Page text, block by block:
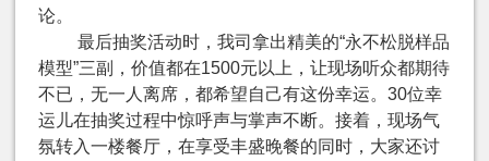
论。
最后抽奖活动时，我司拿出精美的“永不松脱样品
模型”三副，价值都在1500元以上，让现场听众都期待
不已，无一人离席，都希望自己有这份幸运。 30位幸
运儿在抽奖过程中惊呼声与掌声不断。接着，现场气
氛转入一楼餐厅，在享受丰盛晚餐的同时，大家还讨